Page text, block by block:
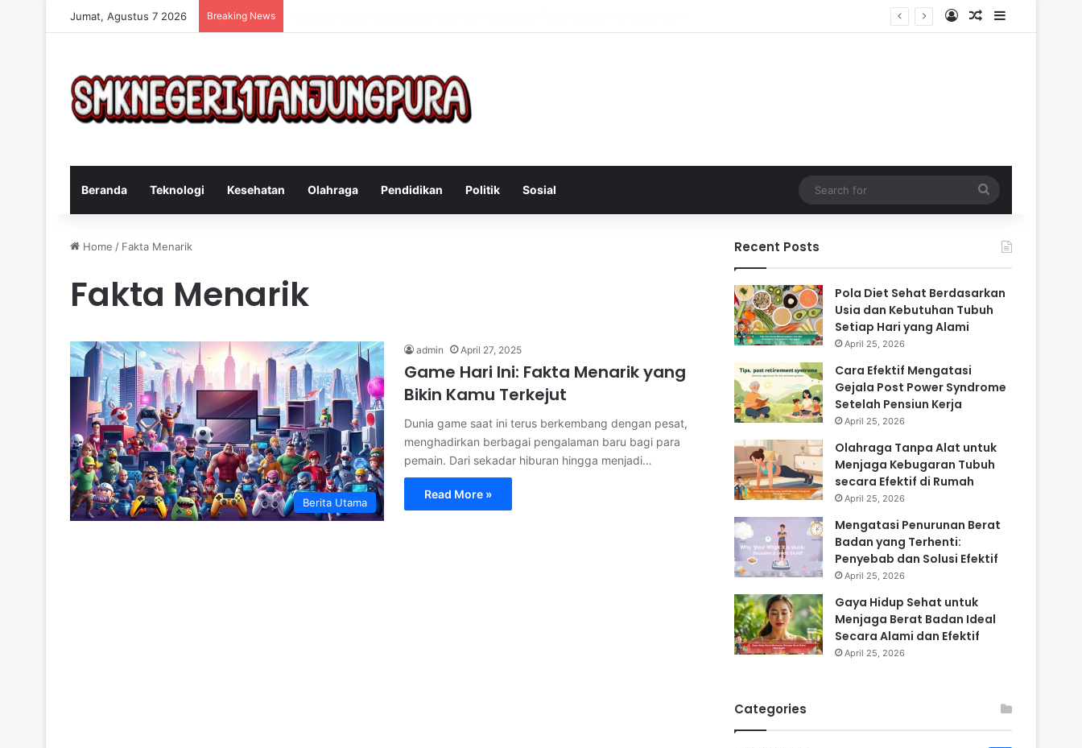
Jumat, Agustus 7 2026 Breaking News Log InRandom Article
Sidebar
Beranda Teknologi Kesehatan Olahraga Pendidikan Politik Sosial
for
Home / Fakta Menarik
Fakta Menarik
Berita Utama
admin April 27, 2025
Game Hari Ini: Fakta Menarik yang
Bikin Kamu Terkejut
Dunia game saat ini terus berkembang dengan pesat,
menghadirkan berbagai pengalaman baru bagi para
pemain. Dari sekadar hiburan hingga menjadi…
Read More »
Recent Posts
Pola Diet Sehat Berdasarkan
Usia dan Kebutuhan Tubuh
Setiap Hari yang Alami
April 25, 2026
Cara Efektif Mengatasi
Gejala Post Power Syndrome
Setelah Pensiun Kerja
April 25, 2026
Olahraga Tanpa Alat untuk
Menjaga Kebugaran Tubuh
secara Efektif di Rumah
April 25, 2026
Mengatasi Penurunan Berat
Badan yang Terhenti:
Penyebab dan Solusi Efektif
April 25, 2026
Gaya Hidup Sehat untuk
Menjaga Berat Badan Ideal
Secara Alami dan Efektif
April 25, 2026
Categories